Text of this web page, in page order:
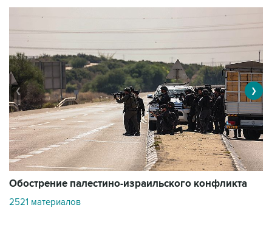
Обострение палестино-израильского конфликта
2521 материалов
❮ ❯